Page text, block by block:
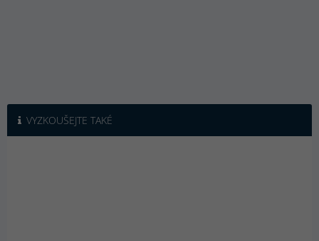
VYZKOUŠEJTE TAKÉ